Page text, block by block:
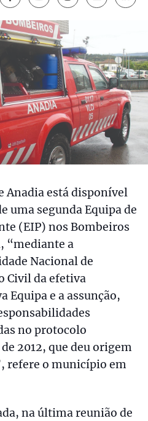
Anadia está disponível
uma segunda Equipa de
(EIP) nos Bombeiros
“mediante a
Nacional de
Civil da efetiva
Equipa e a assunção,
no protocolo
2012, que deu origem
refere o município em
na última reunião de